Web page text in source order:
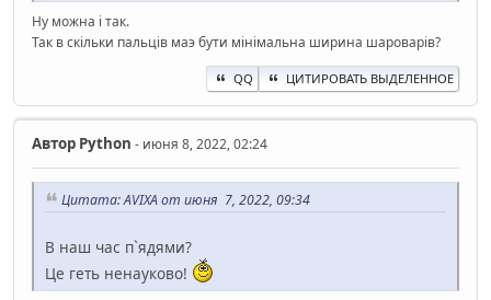
Ну можна i так.
Так в скiльки пальцiв маэ бути мiнiмальна ширина шароварiв?
QQ ЦИТИРОВАТЬ ВЫДЕЛЕННОЕ
Автор Python - июня 8, 2022, 02:24
Цитата: AVIXA от июня 7, 2022, 09:34
В наш час п`ядями?
Це геть ненауково!